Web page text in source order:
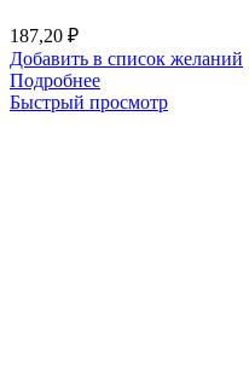
187,20 ₽
Добавить в список желаний
Подробнее
Быстрый просмотр